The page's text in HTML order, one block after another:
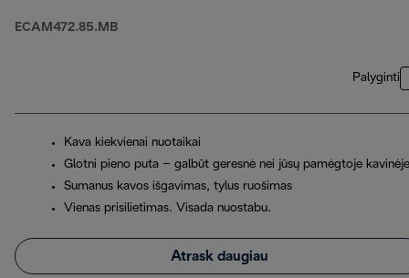
ECAM472.85.MB
Palyginti
Kava kiekvienai nuotaikai
Glotni pieno puta – galbūt geresnė nei jūsų pamėgtoje kavinėje
Sumanus kavos išgavimas, tylus ruošimas
Vienas prisilietimas. Visada nuostabu.
Atrask daugiau